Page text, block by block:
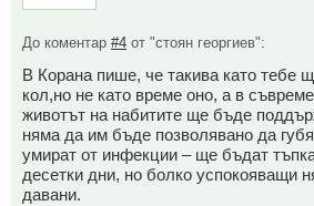
До коментар #4 от "стоян георгиев":
В Корана пише, че такива като тебе
кол,но не като време оно, а в
животът на набитите ще бъде
няма да им бъде позволявано да
умират от инфекции – ще бъдат
десетки дни, но болко успокояващи
давани.